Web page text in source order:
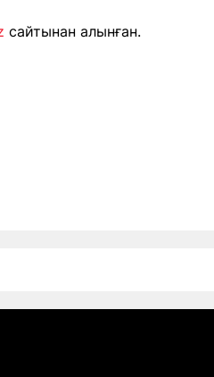
сайтынан алынған.